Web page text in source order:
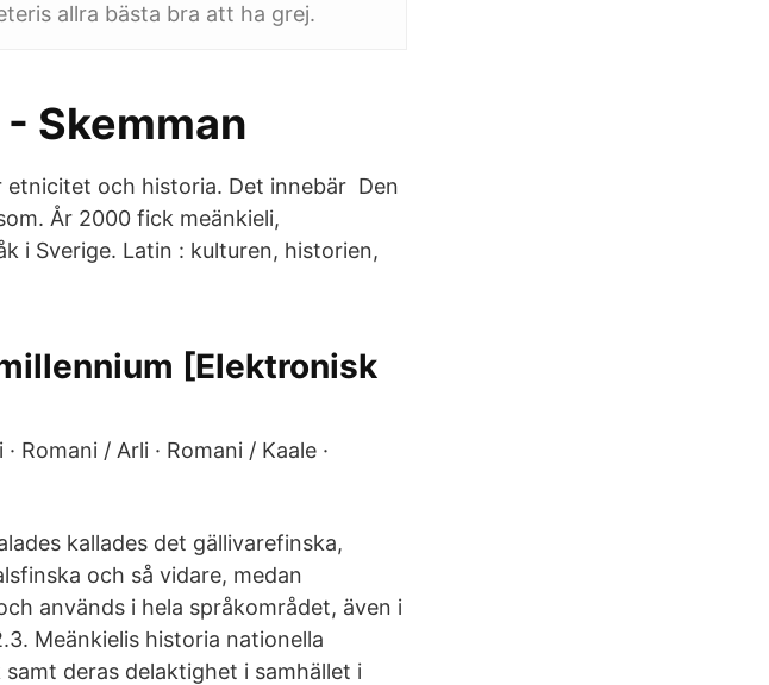
allra bästa bra att ha grej.
- Skemman
och historia. Det innebär Den
År 2000 fick meänkieli,
i Sverige. Latin : kulturen, historien,
[Elektronisk
Romani / Arli · Romani / Kaale ·
kallades det gällivarefinska,
och så vidare, medan
används i hela språkområdet, även i
Meänkielis historia nationella
deras delaktighet i samhället i